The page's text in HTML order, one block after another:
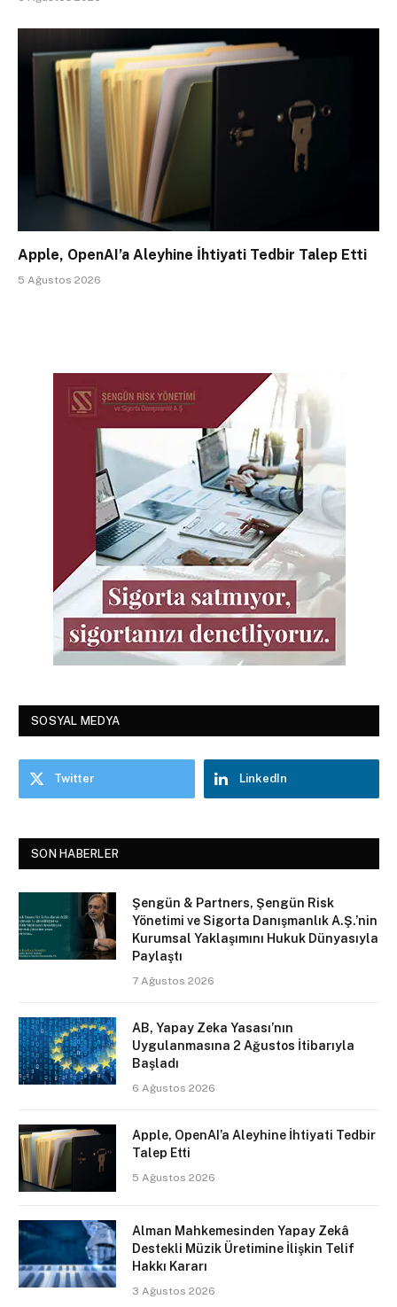
Apple, OpenAI’a Aleyhine İhtiyati Tedbir Talep Etti
5 Ağustos 2026
SOSYAL MEDYA
Twitter LinkedIn
SON HABERLER
Şengün & Partners, Şengün Risk
Yönetimi ve Sigorta Danışmanlık A.Ş.’nin
Kurumsal Yaklaşımını Hukuk Dünyasıyla
Paylaştı
7 Ağustos 2026
AB, Yapay Zeka Yasası’nın
Uygulanmasına 2 Ağustos İtibarıyla
Başladı
6 Ağustos 2026
Apple, OpenAI’a Aleyhine İhtiyati Tedbir
Talep Etti
5 Ağustos 2026
Alman Mahkemesinden Yapay Zekâ
Destekli Müzik Üretimine İlişkin Telif
Hakkı Kararı
3 Ağustos 2026